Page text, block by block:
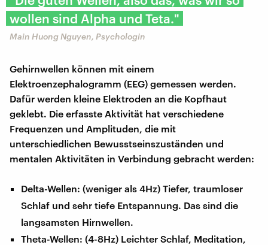
wollen sind Alpha und Teta."
Main Huong Nguyen, Psychologin
Gehirnwellen können mit einem
Elektroenzephalogramm (EEG) gemessen werden.
Dafür werden kleine Elektroden an die Kopfhaut
geklebt. Die erfasste Aktivität hat verschiedene
Frequenzen und Amplituden, die mit
unterschiedlichen Bewusstseinszuständen und
mentalen Aktivitäten in Verbindung gebracht werden:
Delta-Wellen: (weniger als 4Hz) Tiefer, traumloser
Schlaf und sehr tiefe Entspannung. Das sind die
langsamsten Hirnwellen.
Theta-Wellen: (4-8Hz) Leichter Schlaf, Meditation,